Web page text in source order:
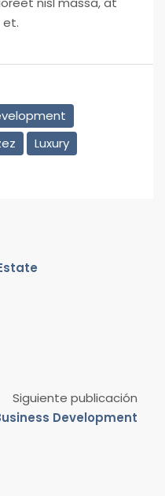
et.
Luxury
Siguiente publicación
Development